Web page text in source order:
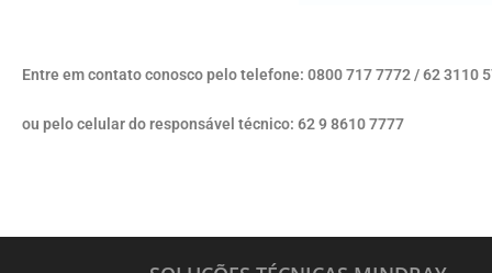
Entre em contato conosco pelo telefone: 0800 717 7772 / 62 3110
ou pelo celular do responsável técnico: 62 9 8610 7777